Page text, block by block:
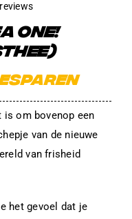
ONE!
is om bovenop een
van de nieuwe
van frisheid
het gevoel dat je